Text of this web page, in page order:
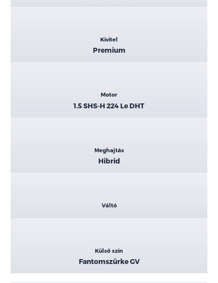
Kivitel
Premium
Motor
1.5 SHS-H 224 Le DHT
Meghajtás
Hibrid
Váltó
Külső szín
Fantomszürke GV